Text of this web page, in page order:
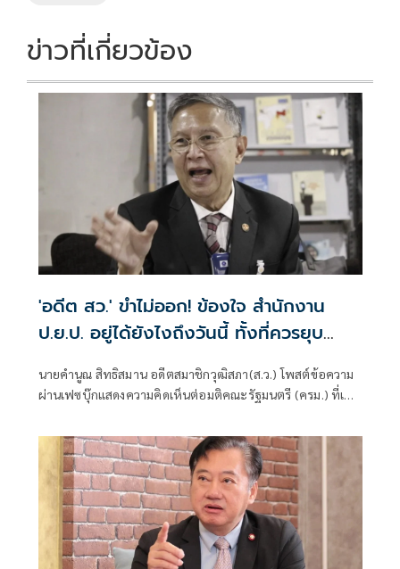
ข่าวที่เกี่ยวข้อง
'อดีต สว.' ขำไม่ออก! ข้องใจ สำนักงาน
ป.ย.ป. อยู่ได้ยังไงถึงวันนี้ ทั้งที่ควรยุบ
นายคำนูณ สิทธิสมาน อดีตสมาชิกวุฒิสภา(ส.ว.) โพสต์ข้อความ
ผ่านเฟซบุ๊กแสดงความคิดเห็นต่อมติคณะรัฐมนตรี (ครม.) ที่เห็น
สำนักงานขับเคลื่อนการปฏิรูปประเทศ